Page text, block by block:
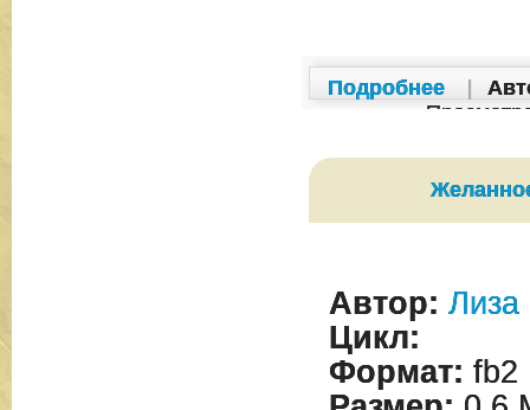
Подробнее
Автор: Лиза
Цикл:
Формат: fb2